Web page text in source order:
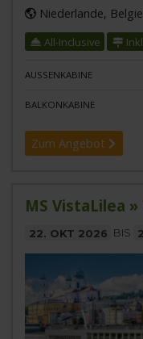
Niederlande,
All-Inclusive
AUSSENKABINE
BALKONKABINE
Zum Angebot
MS VistaLilea
22. OKT 2026 BIS